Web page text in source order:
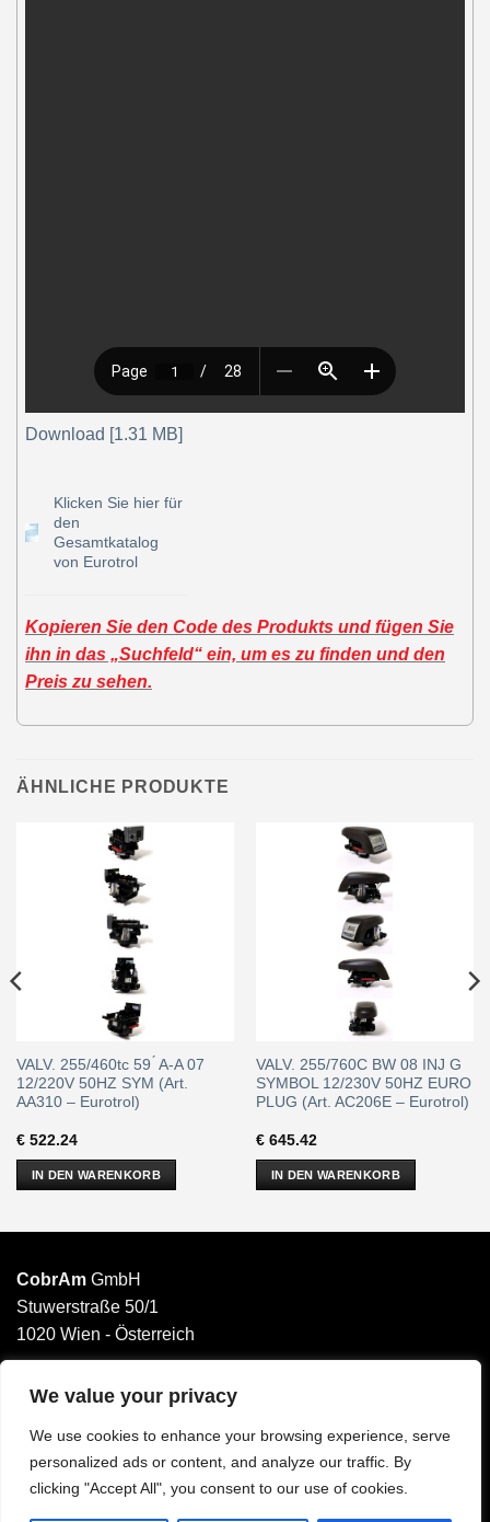
We value your privacy
We use cookies to enhance your browsing experience, serve
personalized ads or content, and analyze our traffic. By
clicking "Accept All", you consent to our use of cookies.
Download [1.31 MB]
Klicken Sie hier für
den
Gesamtkatalog
von Eurotrol
Kopieren Sie den Code des Produkts und fügen Sie
ihn in das „Suchfeld“ ein, um es zu finden und den
Preis zu sehen.
ÄHNLICHE PRODUKTE
VALV. 255/460tc 59 ́ A-A 07
12/220V 50HZ SYM (Art.
AA310 – Eurotrol)
€522.24
IN DEN WARENKORB
VALV. 255/760C BW 08 INJ G
SYMBOL 12/230V 50HZ EURO
PLUG (Art. AC206E – Eurotrol)
€645.42
IN DEN WARENKORB
CobrAm GmbH
Stuwerstraße 50/1
1020 Wien - Österreich
______________________
Email: office@cobram.gmbh
Impressum
AGB
Datenschutzerklärung